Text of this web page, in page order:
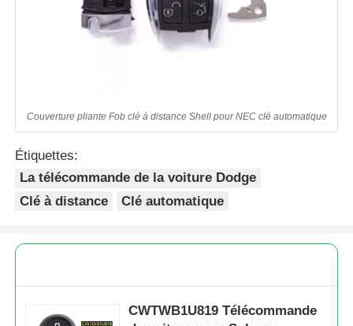
Couverture pliante Fob clé à distance Shell pour NEC clé automatique
Étiquettes:
La télécommande de la voiture Dodge
Clé à distance
Clé automatique
CWTWB1U819 Télécommande